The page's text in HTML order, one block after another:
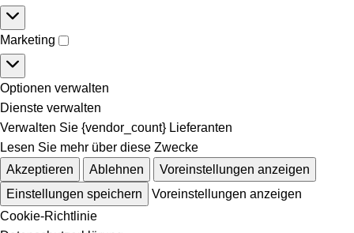
Marketing
Optionen verwalten
Dienste verwalten
Verwalten Sie {vendor_count} Lieferanten
Lesen Sie mehr über diese Zwecke
Akzeptieren
Ablehnen
Voreinstellungen anzeigen
Einstellungen speichern
Voreinstellungen anzeigen
Cookie-Richtlinie